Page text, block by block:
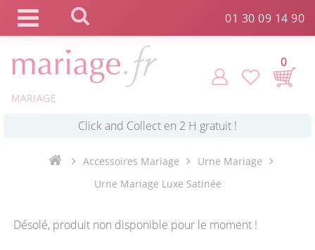
01 30 09 14 90
MARIAGE
0
Click and Collect en 2 H gratuit !
Accessoires Mariage
Urne Mariage
Urne Mariage Luxe Satinée
Désolé, produit non disponible pour le moment !
Panneau de gestion des cookies